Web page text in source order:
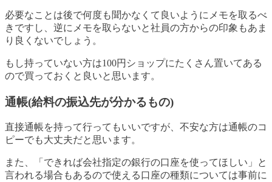
必要なことは後で何度も聞かなくて良いようにメモを取るべ
きですし、逆にメモを取らないと社員の方からの印象もあま
り良くないでしょう。
もし持っていない方は100円ショップにたくさん置いてある
ので買っておくと良いと思います。
通帳(給料の振込先が分かるもの)
直接通帳を持って行ってもいいですが、不安な方は通帳のコ
ピーでも大丈夫だと思います。
また、「できれば会社指定の銀行の口座を使ってほしい」と
言われる場合もあるので使える口座の種類については事前に